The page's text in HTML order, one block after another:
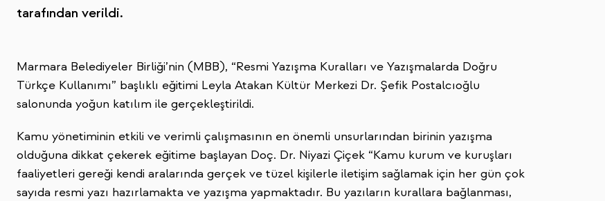
tarafından verildi.
Marmara Belediyeler Birliği’nin (MBB), “Resmi Yazışma Kuralları ve Yazışmalarda Doğru
Türkçe Kullanımı” başlıklı eğitimi Leyla Atakan Kültür Merkezi Dr. Şefik Postalcıoğlu
salonunda yoğun katılım ile gerçekleştirildi.
Kamu yönetiminin etkili ve verimli çalışmasının en önemli unsurlarından birinin yazışma
olduğuna dikkat çekerek eğitime başlayan Doç. Dr. Niyazi Çiçek “Kamu kurum ve kuruşları
faaliyetleri gereği kendi aralarında gerçek ve tüzel kişilerle iletişim sağlamak için her gün çok
sayıda resmi yazı hazırlamakta ve yazışma yapmaktadır. Bu yazıların kurallara bağlanması,